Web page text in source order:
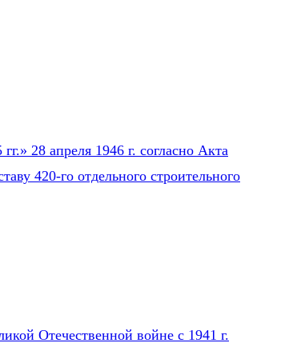
28 апреля 1946 г. согласно Акта
420-го отдельного строительного
Отечественной войне с 1941 г.